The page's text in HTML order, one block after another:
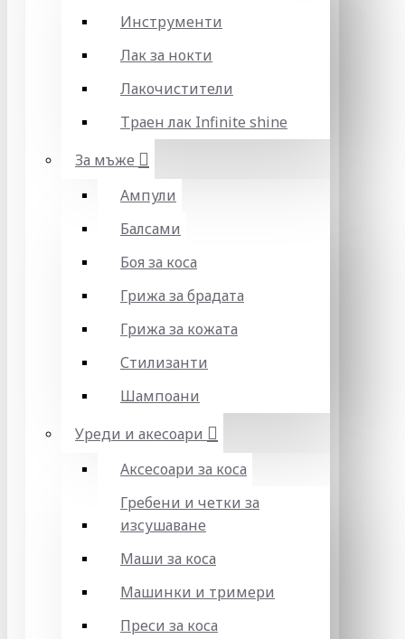
Инструменти
Лак за нокти
Лакочистители
Траен лак Infinite shine
За мъже
Ампули
Балсами
Боя за коса
Грижа за брадата
Грижа за кожата
Стилизанти
Шампоани
Уреди и акесоари
Аксесоари за коса
Гребени и четки за
изсушаване
Маши за коса
Машинки и тримери
Преси за коса